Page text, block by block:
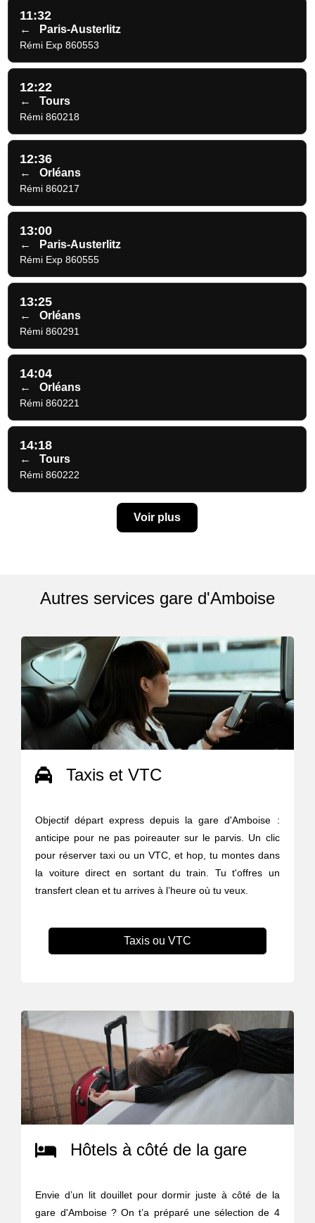
11:32
← Paris-Austerlitz
Rémi Exp 860553
12:22
← Tours
Rémi 860218
12:36
← Orléans
Rémi 860217
13:00
← Paris-Austerlitz
Rémi Exp 860555
13:25
← Orléans
Rémi 860291
14:04
← Orléans
Rémi 860221
14:18
← Tours
Rémi 860222
Voir plus
Autres services gare d'Amboise
Taxis et VTC
Objectif départ express depuis la gare d'Amboise :
anticipe pour ne pas poireauter sur le parvis. Un clic
pour réserver taxi ou un VTC, et hop, tu montes dans
la voiture direct en sortant du train. Tu t'offres un
transfert clean et tu arrives à l’heure où tu veux.
Taxis ou VTC
Hôtels à côté de la gare
Envie d’un lit douillet pour dormir juste à côté de la
gare d'Amboise ? On t’a préparé une sélection de 4